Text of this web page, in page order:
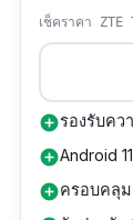
เช็คราคา
add_circleรองรับคว
add_circleAndroid 11
add_circleครอบคลุ